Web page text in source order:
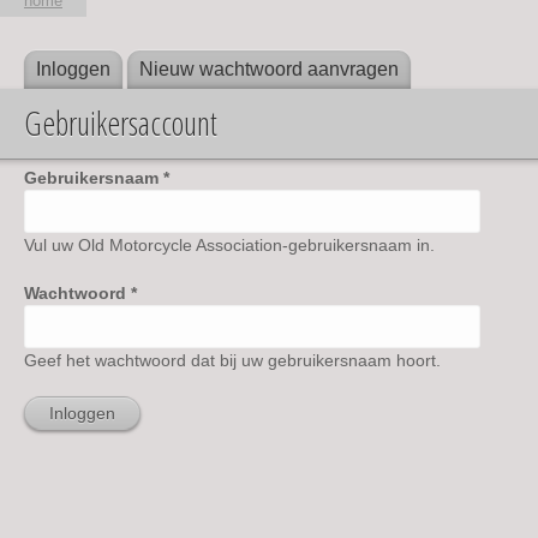
U bent hier
Primaire tabs
Inloggen (actieve tabblad)
Nieuw wachtwoord aanvragen
Gebruikersaccount
Gebruikersnaam *
Vul uw Old Motorcycle Association-gebruikersnaam in.
Wachtwoord *
Geef het wachtwoord dat bij uw gebruikersnaam hoort.